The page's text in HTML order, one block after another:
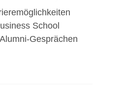
School
Gesprächen